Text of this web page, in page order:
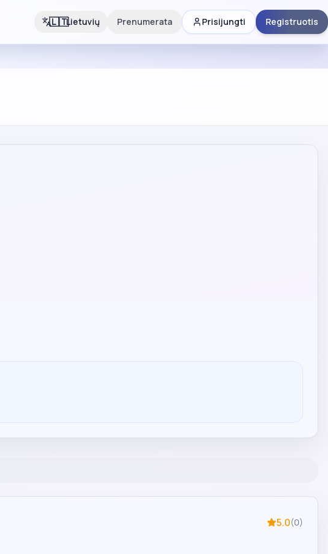
🇱🇹Lietuvių Prenumerata Prisijungti Registruotis
5.0(0)